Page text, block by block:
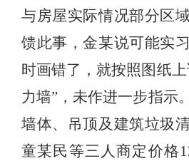
与房屋实际情况部分区
馈此事，金某说可能实
时画错了，就按照图纸
力墙”，未作进一步指示
墙体、吊顶及建筑垃圾
童某民等三人商定价格